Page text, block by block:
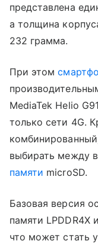
представлена
а толщина
232 грамма.
При этом
MediaTek Helio
только сети 4G.
выбирать между
памяти microSD.
Базовая версия
памяти LPDDR4X
что может стать